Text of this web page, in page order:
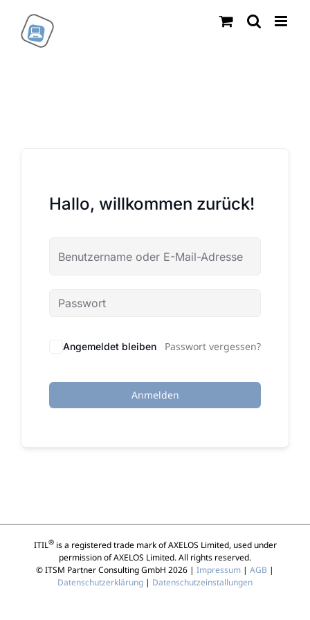
Inhalt
springen
Hallo, willkommen zurück!
Angemeldet bleiben Passwort vergessen?
Anmelden
ITIL®is a registered trade mark of AXELOS Limited, used under
permission of AXELOS Limited. All rights reserved.
© ITSM Partner Consulting GmbH 2026 | Impressum | AGB |
Datenschutzerklärung | Datenschutzeinstallungen